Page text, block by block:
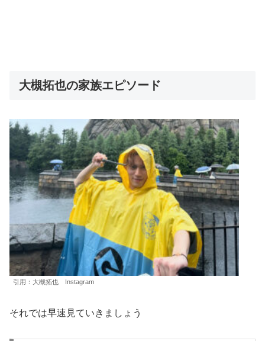
大槻拓也の家族エピソード
引用：大槻拓也 Instagram
それでは早速見ていきましょう